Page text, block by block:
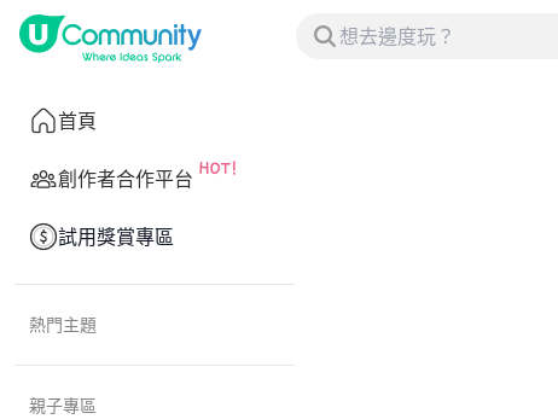
首頁
創作者合作平台
試用獎賞專區
熱門主題
親子專區